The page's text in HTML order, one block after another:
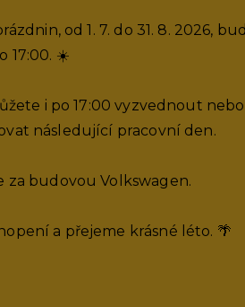
od 1. 7. do 31. 8. 2026,
17:00. ☀️
i po 17:00 vyzvednout
následující pracovní den.
za budovou Volkswagen.
a přejeme krásné léto. 🌴